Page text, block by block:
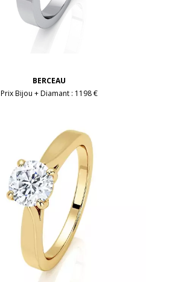
BERCEAU
Prix Bijou + Diamant : 1198 €